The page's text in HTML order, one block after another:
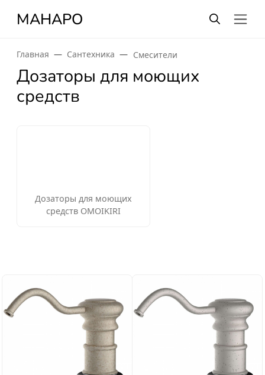
МАНАРО
Главная Сантехника Смесители
Дозаторы для моющих
средств
Дозаторы для моющих
средств OMOIKIRI